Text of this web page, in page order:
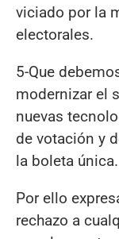
viciado por la
electorales.
5-Que
modernizar el
nuevas
de votación y
la boleta única.
Por ello
rechazo a